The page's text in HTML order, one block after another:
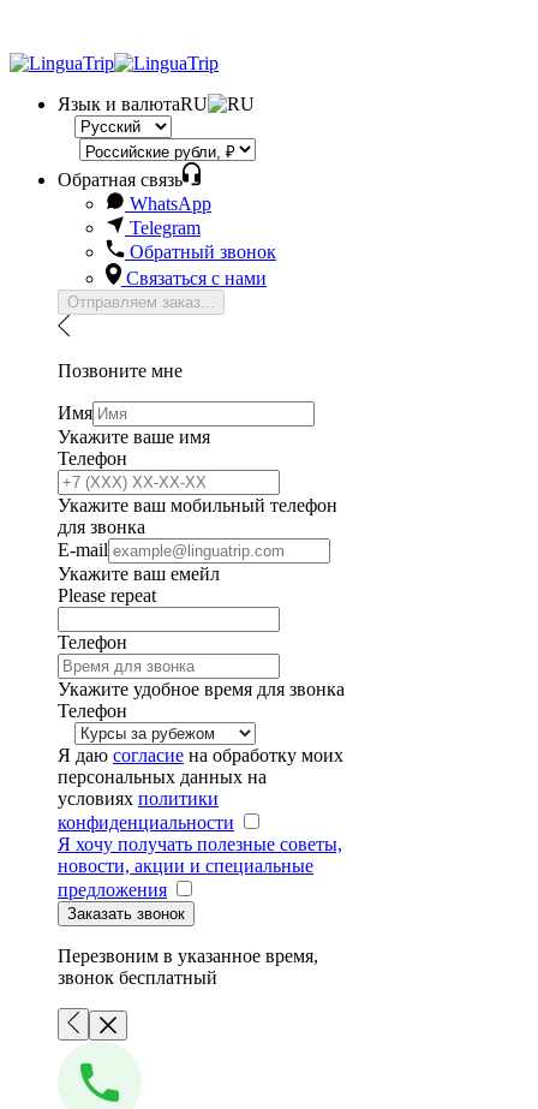
Язык и валютаRU
Обратная связь
WhatsApp
Telegram
Обратный звонок
Связаться с нами
Отправляем заказ...
Позвоните мне
Имя
Укажите ваше имя
Телефон
Укажите ваш мобильный телефон
для звонка
E-mail
Укажите ваш емейл
Please repeat
Телефон
Укажите удобное время для звонка
Телефон
Я даю согласие на обработку моих
персональных данных на
условиях политики
конфиденциальности
Я хочу получать полезные советы,
новости, акции и специальные
предложения
Перезвоним в указанное время,
звонок бесплатный